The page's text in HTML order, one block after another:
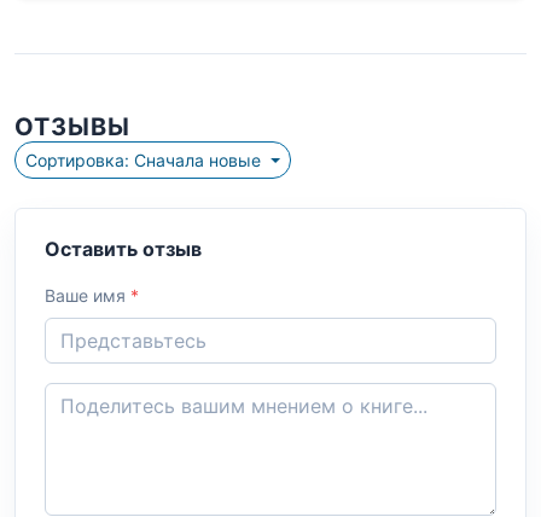
ОТЗЫВЫ
Сортировка: Сначала новые
Оставить отзыв
Ваше имя *